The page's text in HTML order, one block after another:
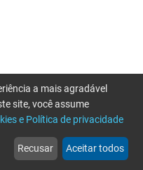
web
Notícias
more_horiz
Mais
a mais agradável
site, você assume
e Política de privacidade
Recusar Aceitar todos
tente novamente